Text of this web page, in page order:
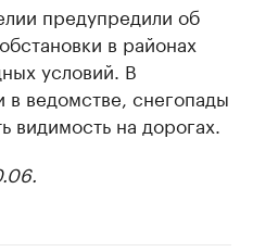
предупредили об
в районах
условий. В
в ведомстве, снегопады
видимость на дорогах.